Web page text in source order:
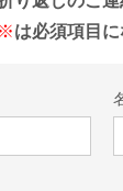
※は必須項目に